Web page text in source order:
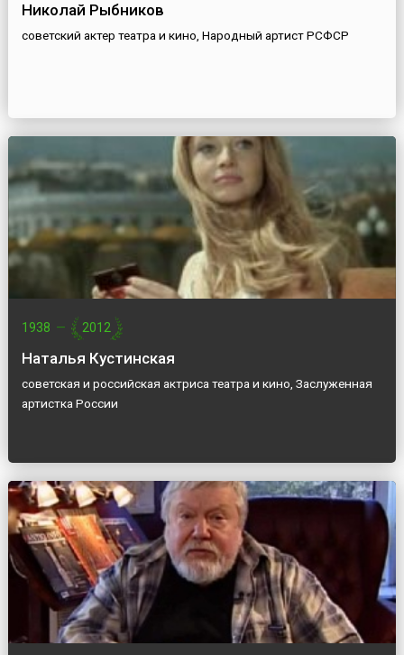
Николай Рыбников
советский актер театра и кино, Народный артист РСФСР
1938 — 2012
Наталья Кустинская
советская и российская актриса театра и кино, Заслуженная
артистка России